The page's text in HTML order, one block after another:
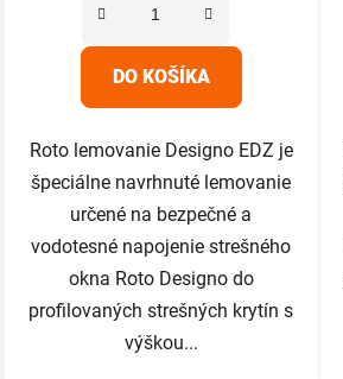
DO KOŠÍKA
Roto lemovanie Designo EDZ je
špeciálne navrhnuté lemovanie
určené na bezpečné a
vodotesné napojenie strešného
okna Roto Designo do
profilovaných strešných krytín s
výškou...